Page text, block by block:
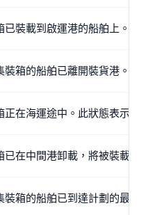
已裝載到啟運港的船舶上。原
裝箱的船舶已離開裝貨港。向
正在海運途中。此狀態表示船
已在中間港卸載，將被裝載到
裝箱的船舶已到達計劃的最終